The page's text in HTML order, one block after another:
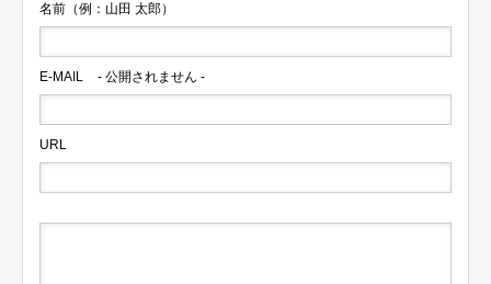
名前（例：山田 太郎）
E-MAIL - 公開されません -
URL